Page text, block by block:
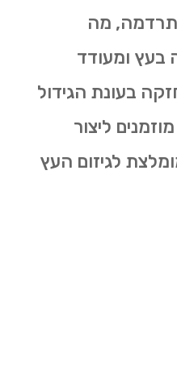
תרדמה, מה
ומעודד
בעונת הגידול
ליצור
לגיזום העץ